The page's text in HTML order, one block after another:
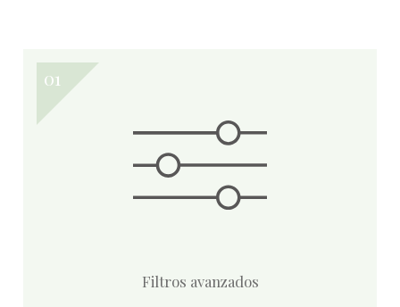
Filtros avanzados